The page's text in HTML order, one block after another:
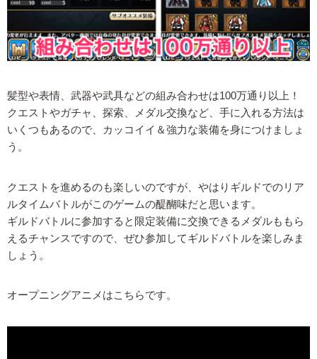
髪型や表情、武器や武具などの組み合わせは100万通り以上！
クエストやガチャ、探索、メダル交換など、手に入れる方法は
いくつもあるので、カッコイイ＆強力な装備を身につけましょ
う。
クエストを進めるのも楽しいのですが、やはりギルドでのリア
ルタイムバトルがこのゲームの醍醐味だと思います。
ギルドバトルに参加すると限定装備に交換できるメダルももら
えるチャンスですので、ぜひ参加してギルドバトルを楽しみま
しょう。
オープニングアニメはこちらです。